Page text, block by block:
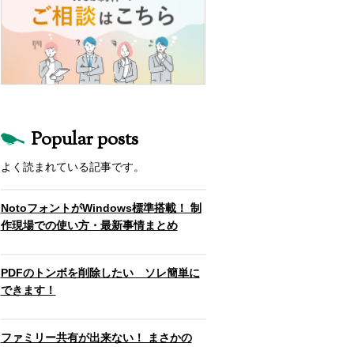
Popular posts
よく読まれている記事です。
NotoフォントがWindows標準搭載！ 制
作現場での使い方・最新事情まとめ
PDFのトンボを削除したい ソレ簡単に
できます！
ファミリー共有が出来ない！ まさかの